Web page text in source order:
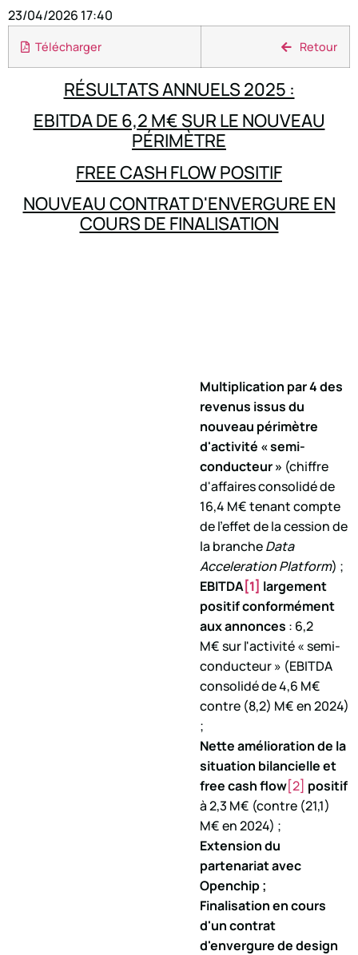
23/04/2026 17:40
Télécharger Retour
RÉSULTATS ANNUELS 2025 :
EBITDA DE 6,2 M€ SUR LE NOUVEAU
PÉRIMÈTRE
FREE CASH FLOW POSITIF
NOUVEAU CONTRAT D'ENVERGURE EN
COURS DE FINALISATION
Multiplication par 4 des
revenus issus du
nouveau périmètre
d'activité « semi-
conducteur » (chiffre
d'affaires consolidé de
16,4 M€ tenant compte
de l'effet de la cession de
la brancheData
Acceleration Platform) ;
EBITDA[1] largement
positif conformément
aux annonces : 6,2
M€ sur l'activité « semi-
conducteur » (EBITDA
consolidé de 4,6 M€
contre (8,2) M€ en 2024)
;
Nette amélioration de la
situation bilancielle et
free cash flow[2] positif
à 2,3 M€ (contre (21,1)
M€ en 2024) ;
Extension du
partenariat avec
Openchip ;
Finalisation en cours
d'un contrat
d'envergure de design